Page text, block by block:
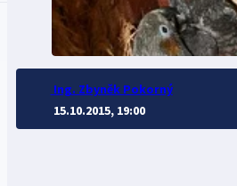
Ing. Zbyněk Pokorný
15.10.2015, 19:00